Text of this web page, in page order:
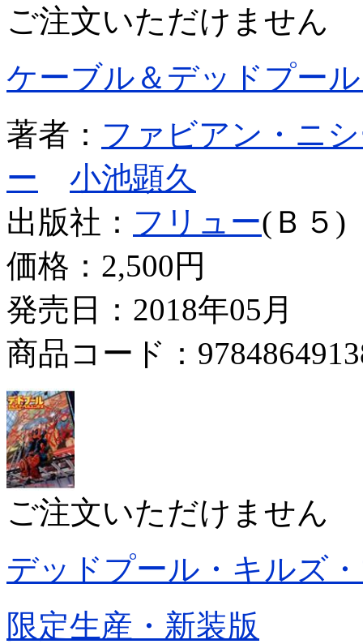
ご注文いただけません
ケーブル＆デッドプー
著者： ファビアン・ニ
ー
小池顕久
出版社： フリュー(Ｂ５)
価格： 2,500円
発売日：2018年05月
商品コード：
ご注文いただけません
デッドプール・キルズ
限定生産・新装版